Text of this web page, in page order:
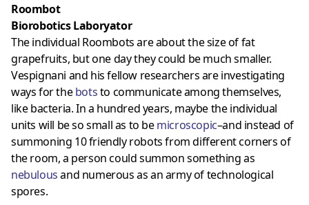
Roombot
Biorobotics Laboryator
The individual Roombots are about the size of fat
grapefruits, but one day they could be much smaller.
Vespignani and his fellow researchers are investigating
ways for thebotsto communicate among themselves,
like bacteria. In a hundred years, maybe the individual
units will be so small as to bemicroscopic–and instead of
summoning 10 friendly robots from different corners of
the room, a person could summon something as
nebulousand numerous as an army of technological
spores.